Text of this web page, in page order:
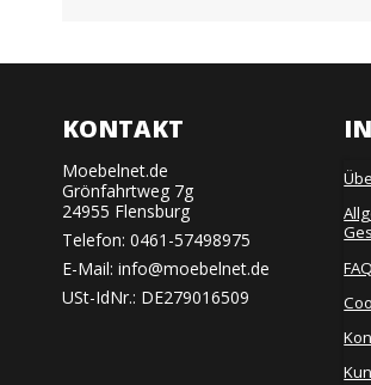
KONTAKT
Moebelnet.de
Grönfahrtweg 7g
24955 Flensburg
Telefon: 0461-57498975
E-Mail: info@moebelnet.de
USt-IdNr.: DE279016509